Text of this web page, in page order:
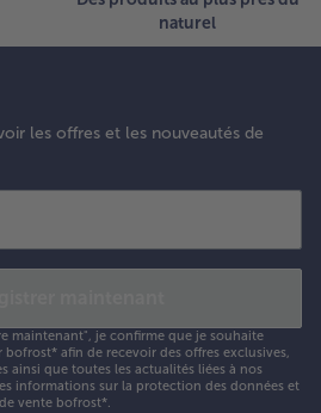
naturel
les offres et les nouveautés de
maintenant", je confirme que je souhaite
afin de recevoir des offres exclusives,
ainsi que toutes les actualités liées à nos
informations sur la protection des données et
vente bofrost*.